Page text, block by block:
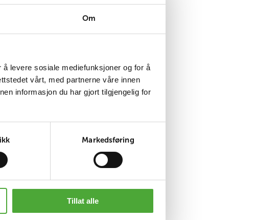
Om
levere sosiale mediefunksjoner og for å
vårt, med partnerne våre innen
informasjon du har gjort tilgjengelig for
Markedsføring
Tillat alle
som leverandør av
ikke med fagre løfter
Ferdig snakka.
om hvordan vi
Så vi vil bare poengtere
en holdning og ambisjon
i administrasjonen. Vi
oss sammen.
kommer med dine
er at du vil møte
skal kunne tilby bedre
nå er det punktum. Men